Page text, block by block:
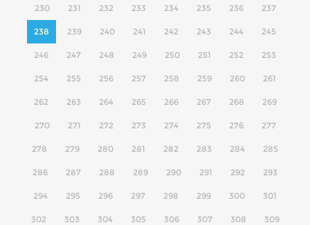
230 231 232 233 234 235 236 237
238 239 240 241 242 243 244 245
246 247 248 249 250 251 252 253
254 255 256 257 258 259 260 261
262 263 264 265 266 267 268 269
270 271 272 273 274 275 276 277
278 279 280 281 282 283 284 285
286 287 288 289 290 291 292 293
294 295 296 297 298 299 300 301
302 303 304 305 306 307 308 309